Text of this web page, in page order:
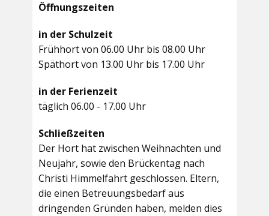
Öffnungszeiten
in der Schulzeit
Frühhort von 06.00 Uhr bis 08.00 Uhr
Späthort von 13.00 Uhr bis 17.00 Uhr
in der Ferienzeit
täglich 06.00 - 17.00 Uhr
Schließzeiten
Der Hort hat zwischen Weihnachten und
Neujahr, sowie den Brückentag nach
Christi Himmelfahrt geschlossen. Eltern,
die einen Betreuungsbedarf aus
dringenden Gründen haben, melden dies